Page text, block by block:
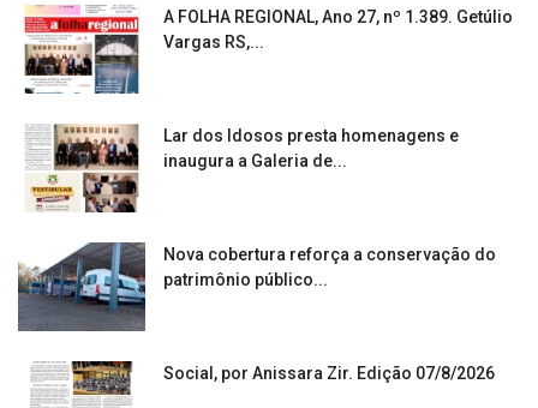
A FOLHA REGIONAL, Ano 27, nº 1.389. Getúlio
Vargas RS,...
Lar dos Idosos presta homenagens e
inaugura a Galeria de...
Nova cobertura reforça a conservação do
patrimônio público...
Social, por Anissara Zir. Edição 07/8/2026